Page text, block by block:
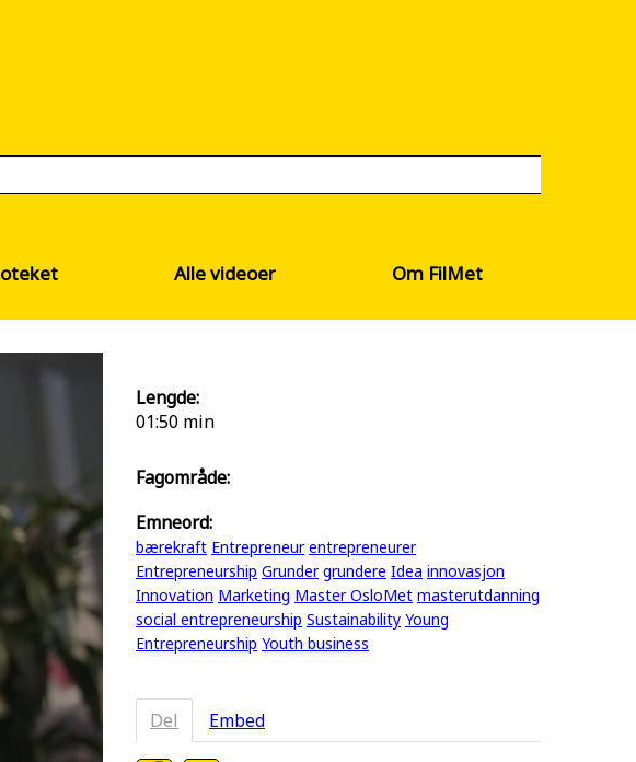
Alle videoer Om FilMet
Lengde:
01:50 min
Fagområde:
Emneord:
bærekraft Entrepreneur entrepreneurer
Entrepreneurship Grunder grundere Idea innovasjon
Innovation Marketing Master OsloMet masterutdanning
social entrepreneurship Sustainability Young
Entrepreneurship Youth business
Del Embed